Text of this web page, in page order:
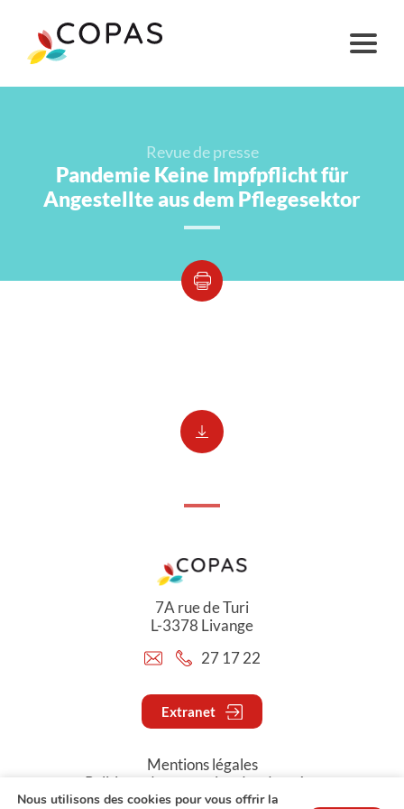
Revue de presse
Pandemie Keine Impfpflicht für
Angestellte aus dem Pflegesektor
7A rue de Turi
L-3378 Livange
27 17 22
Extranet
Mentions légales
Politique de protection des données
Nous utilisons des cookies pour vous offrir la